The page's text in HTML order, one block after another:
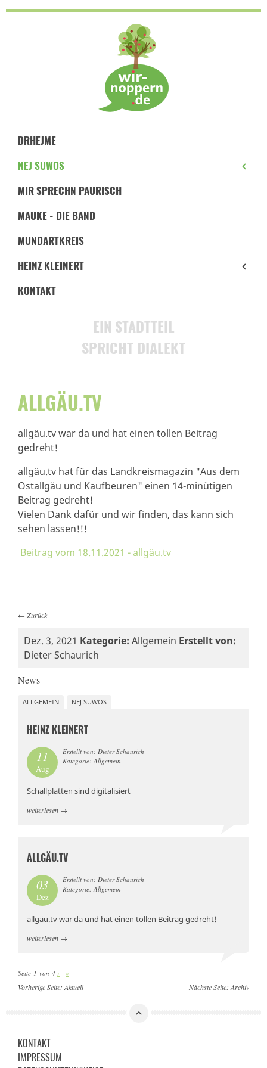
DRHEJME
NEJ SUWOS
MIR SPRECHN PAURISCH
MAUKE - DIE BAND
MUNDARTKREIS
HEINZ KLEINERT
KONTAKT
EIN STADTTEIL
SPRICHT DIALEKT
ALLGÄU.TV
allgäu.tv war da und hat einen tollen Beitrag
gedreht!
allgäu.tv hat für das Landkreismagazin "Aus dem
Ostallgäu und Kaufbeuren" einen 14-minütigen
Beitrag gedreht!
Vielen Dank dafür und wir finden, das kann sich
sehen lassen!!!
Beitrag vom 18.11.2021 - allgäu.tv
← Zurück
Dez. 3, 2021 Kategorie: Allgemein Erstellt von:
Dieter Schaurich
News
ALLGEMEIN NEJ SUWOS
HEINZ KLEINERT
11
Aug
Erstellt von: Dieter Schaurich
Kategorie: Allgemein
Schallplatten sind digitalisiert
weiterlesen →
ALLGÄU.TV
03
Dez
Erstellt von: Dieter Schaurich
Kategorie: Allgemein
allgäu.tv war da und hat einen tollen Beitrag gedreht!
weiterlesen →
Seite 1 von 4 › »
Vorherige Seite: Aktuell Nächste Seite: Archiv
KONTAKT
IMPRESSUM